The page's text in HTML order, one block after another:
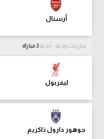
أرسنال
مباريات ودية - أندية
ليفربول
جوهور دارول تاكزيم